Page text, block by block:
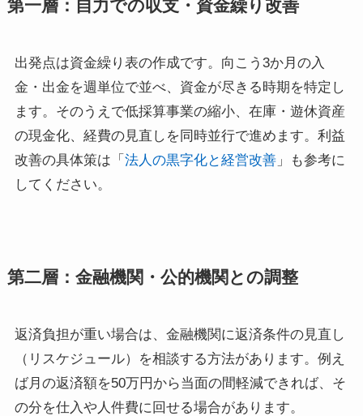
第一層：自力での収支・資金繰り改善
出発点は資金繰り表の作成です。向こう3か月の入
金・出金を週単位で並べ、資金が尽きる時期を特定し
ます。そのうえで低採算事業の縮小、在庫・遊休資産
の現金化、経費の見直しを同時並行で進めます。利益
改善の具体策は「 法人の黒字化と経営改善」も参考に
してください。
第二層：金融機関・公的機関との調整
返済負担が重い場合は、金融機関に返済条件の見直し
（リスケジュール）を相談する方法があります。例え
ば月の返済額を50万円から当面の間軽減できれば、そ
の分を仕入や人件費に回せる場合があります。